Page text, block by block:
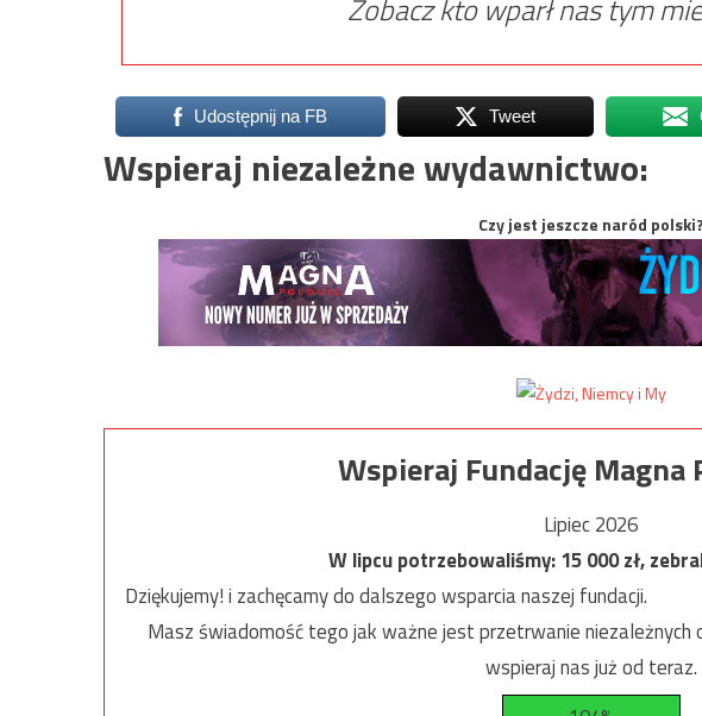
Zobacz kto wparł nas tym
Udostępnij na FB Tweet
Wspieraj niezależne wydawnictwo:
Czy jest jeszcze naród polski?
Wspieraj Fundację Magna
Lipiec 2026
W lipcu potrzebowaliśmy:15 000zł,
Dziękujemy! i zachęcamy do dalszego wsparcia naszej fundacji.
Masz świadomość tego jak ważne jest przetrwanie niezależnych
wspieraj nas już od teraz.